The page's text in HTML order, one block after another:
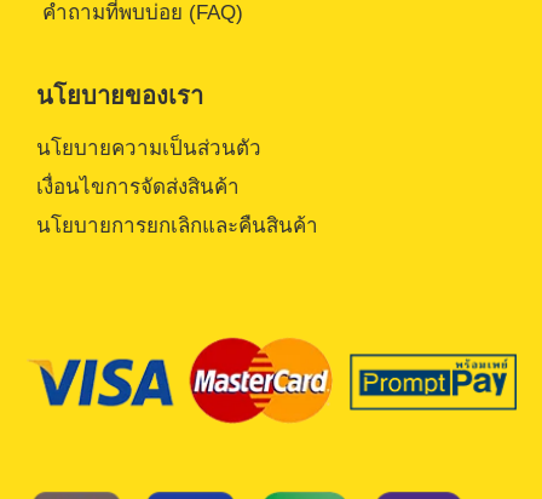
คำถามที่พบบ่อย (FAQ)
นโยบายของเรา
นโยบายความเป็นส่วนตัว
เงื่อนไขการจัดส่งสินค้า
นโยบายการยกเลิกและคืนสินค้า